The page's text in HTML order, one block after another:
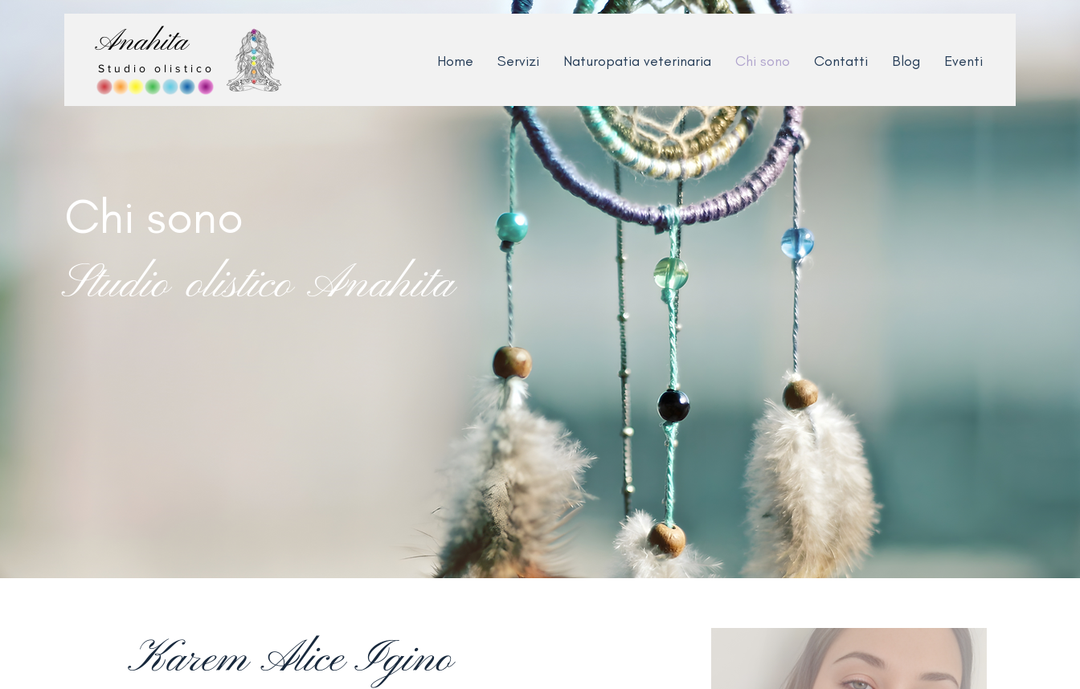
Anahita
Studio olistico Home Servizi Naturopatia veterinaria Chi sono Contatti Blog Eventi
Chi sono
Studio olistico Anahita
Karem Alice Igino